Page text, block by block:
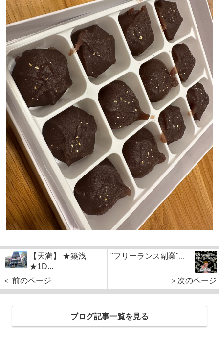
【天満】 ★築浅
★1D...
＜ 前のページ
"フリーランス副業"...
＞次のページ
ブログ記事一覧を見る